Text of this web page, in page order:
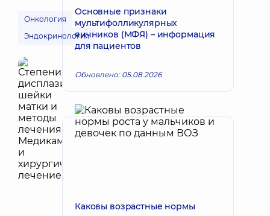
Онкология
Эндокринология
Основные признаки
мультифолликулярных
яичников (МФЯ) – информация
для пациентов
Обновлено: 05.08.2026
Каковы возрастные нормы